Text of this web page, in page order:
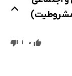
مشروطیت)
0
1